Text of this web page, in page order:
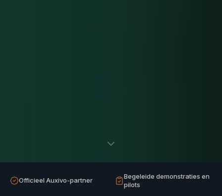
Officieel Auxivo-partner
Begeleide demonstraties en
pilots